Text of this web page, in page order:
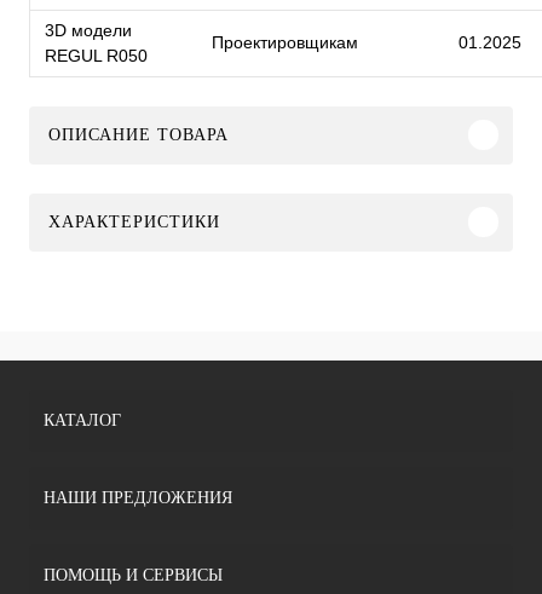
3D модели
REGUL R050
Проектировщикам 01.2025
ОПИСАНИЕ ТОВАРА
ХАРАКТЕРИСТИКИ
КАТАЛОГ
НАШИ ПРЕДЛОЖЕНИЯ
ПОМОЩЬ И СЕРВИСЫ